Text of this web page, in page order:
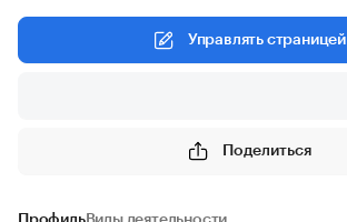
Управлять страницей
Поделиться